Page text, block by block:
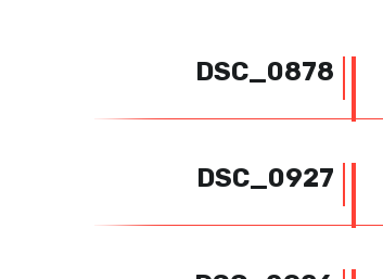
DSC_0878
DSC_0927